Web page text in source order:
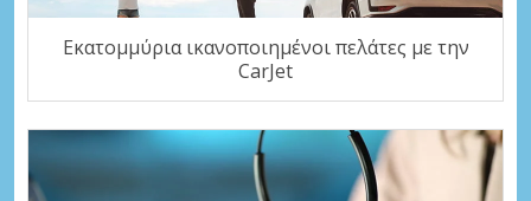
Εκατομμύρια ικανοποιημένοι πελάτες με την
CarJet